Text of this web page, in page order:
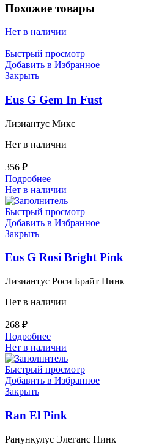
Похожие товары
Нет в наличии
Быстрый просмотр
Добавить в Избранное
Закрыть
Eus G Gem In Fust
Лизиантус Микс
Нет в наличии
356 ₽
Подробнее
Нет в наличии
Быстрый просмотр
Добавить в Избранное
Закрыть
Eus G Rosi Bright Pink
Лизиантус Роси Брайт Пинк
Нет в наличии
268 ₽
Подробнее
Нет в наличии
Быстрый просмотр
Добавить в Избранное
Закрыть
Ran El Pink
Ранункулус Элеганс Пинк